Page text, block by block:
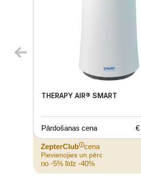
THERAPY AIR® SMART
Pārdošanas cena €
ZepterClubⓘcena
Pievienojies un pērc
no -5% līdz -40%